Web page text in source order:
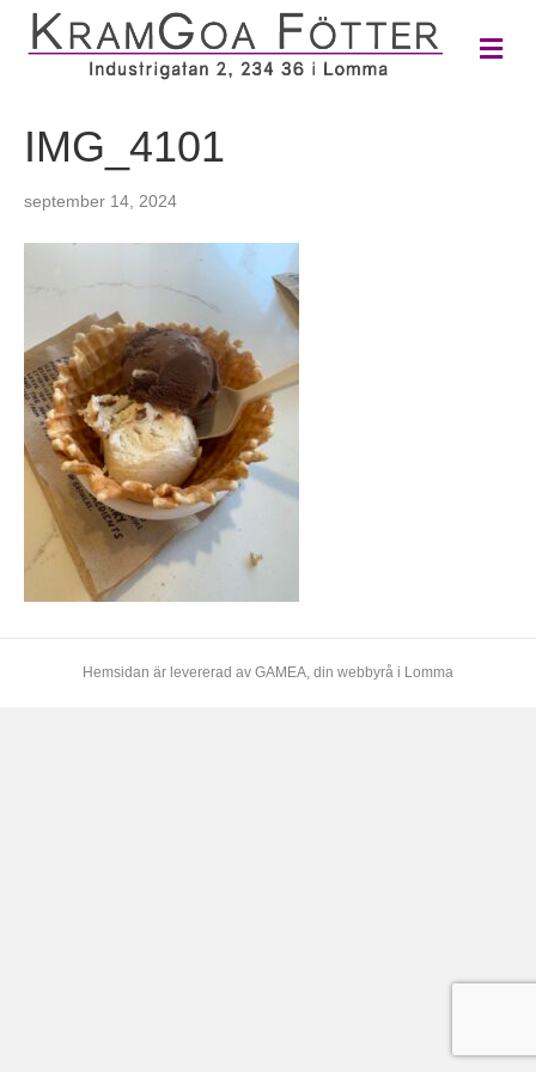
M
e
IMG_4101
september 14, 2024
Hemsidan är levererad av GAMEA, din webbyrå i Lomma